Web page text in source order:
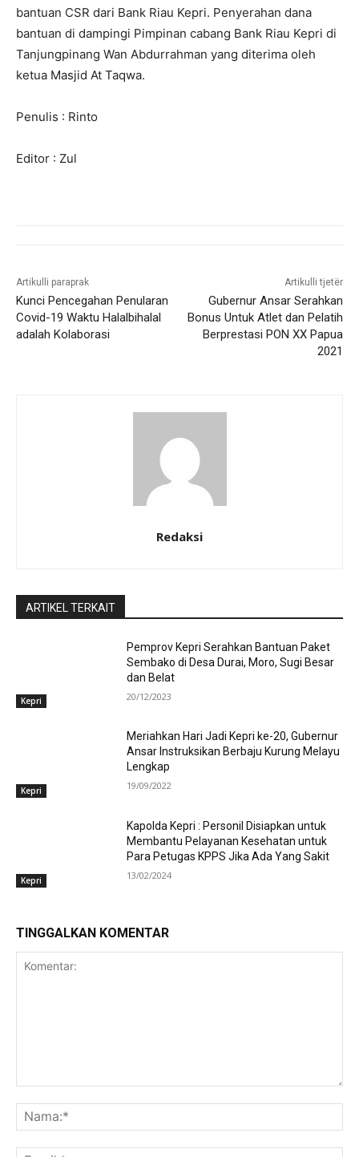
bantuan CSR dari Bank Riau Kepri. Penyerahan dana
bantuan di dampingi Pimpinan cabang Bank Riau Kepri di
Tanjungpinang Wan Abdurrahman yang diterima oleh
ketua Masjid At Taqwa.
Penulis : Rinto
Editor : Zul
Artikulli paraprak
Kunci Pencegahan Penularan
Covid-19 Waktu Halalbihalal
adalah Kolaborasi
Artikulli tjetër
Gubernur Ansar Serahkan
Bonus Untuk Atlet dan Pelatih
Berprestasi PON XX Papua
2021
Redaksi
ARTIKEL TERKAIT
Kepri
Pemprov Kepri Serahkan Bantuan Paket
Sembako di Desa Durai, Moro, Sugi Besar
dan Belat
20/12/2023
Kepri
Meriahkan Hari Jadi Kepri ke-20, Gubernur
Ansar Instruksikan Berbaju Kurung Melayu
Lengkap
19/09/2022
Kepri
Kapolda Kepri : Personil Disiapkan untuk
Membantu Pelayanan Kesehatan untuk
Para Petugas KPPS Jika Ada Yang Sakit
13/02/2024
TINGGALKAN KOMENTAR